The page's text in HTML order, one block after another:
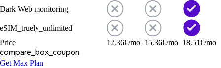
Dark Web monitoring
eSIM_truely_unlimited
Price
12,36€/mo 15,36€/mo 18,51€/mo
compare_box_coupon
Get Max Plan